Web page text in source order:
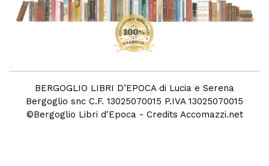
BERGOGLIO LIBRI D’EPOCA di Lucia e Serena
Bergoglio snc C.F. 13025070015 P.IVA 13025070015
©Bergoglio Libri d'Epoca - Credits Accomazzi.net